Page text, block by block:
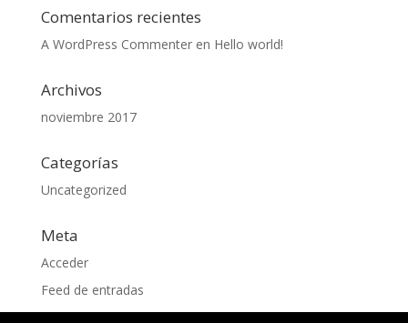
Comentarios recientes
A WordPress Commenteren Hello world!
Archivos
noviembre 2017
Categorías
Uncategorized
Meta
Acceder
Feed de entradas
Feed de comentarios